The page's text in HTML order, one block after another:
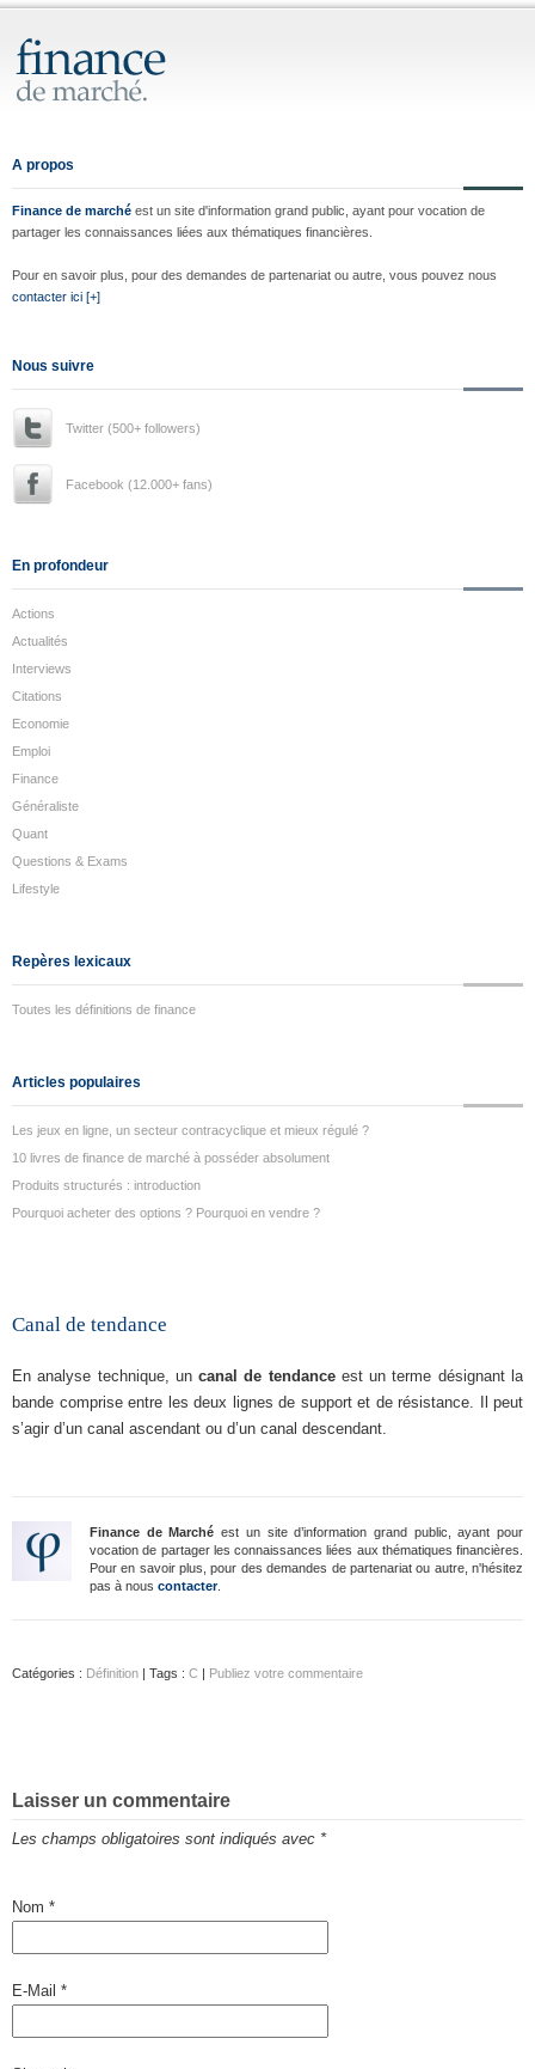
A propos
Finance de marché est un site d'information grand public, ayant pour vocation de
partager les connaissances liées aux thématiques financières.
Pour en savoir plus, pour des demandes de partenariat ou autre, vous pouvez nous
contacter ici [+]
Nous suivre
Twitter (500+ followers)
Facebook (12.000+ fans)
En profondeur
Actions
Actualités
Interviews
Citations
Economie
Emploi
Finance
Généraliste
Quant
Questions & Exams
Lifestyle
Repères lexicaux
Toutes les définitions de finance
Articles populaires
Les jeux en ligne, un secteur contracyclique et mieux régulé ?
10 livres de finance de marché à posséder absolument
Produits structurés : introduction
Pourquoi acheter des options ? Pourquoi en vendre ?
Canal de tendance
En analyse technique, uncanal de tendanceest un terme désignant la
bande comprise entre les deux lignes de support et de résistance. Il peut
s’agir d’un canal ascendant ou d’un canal descendant.
Finance de Marché est un site d’information grand public, ayant pour
vocation de partager les connaissances liées aux thématiques financières.
Pour en savoir plus, pour des demandes de partenariat ou autre, n'hésitez
pas à nous contacter.
Catégories : Définition | Tags : C | Publiez votre commentaire
Laisser un commentaire
Les champs obligatoires sont indiqués avec *
Nom *
E-Mail *